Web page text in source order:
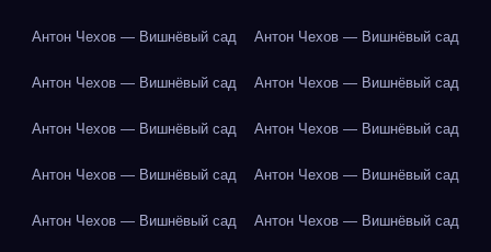
Антон Чехов — Вишнёвый сад Антон Чехов — Вишнёвый сад
Антон Чехов — Вишнёвый сад Антон Чехов — Вишнёвый сад
Антон Чехов — Вишнёвый сад Антон Чехов — Вишнёвый сад
Антон Чехов — Вишнёвый сад Антон Чехов — Вишнёвый сад
Антон Чехов — Вишнёвый сад Антон Чехов — Вишнёвый сад